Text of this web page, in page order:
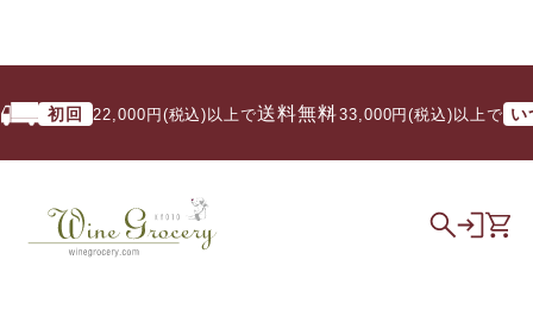
初回 22,000円(税込)以上で送料無料/ 33,000円(税込)以上で いつで